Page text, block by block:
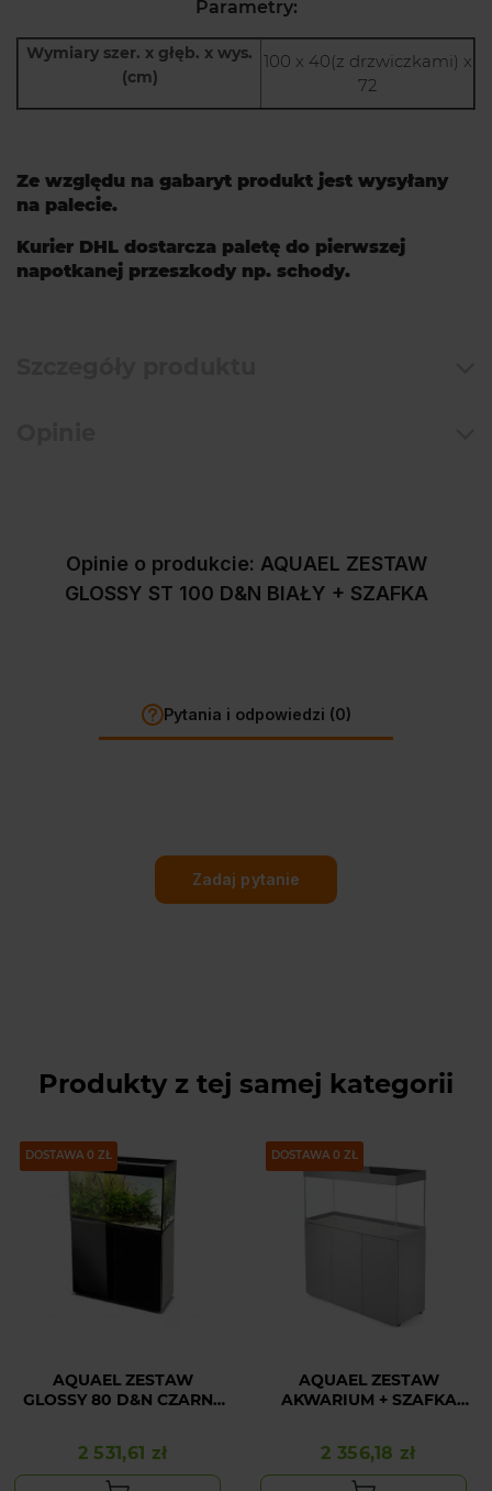
Parametry:
Wymiary szer. x głęb. x wys.
(cm)
100 x 40(z drzwiczkami) x
72
Ze względu na gabaryt produkt jest wysyłany
na palecie.
Kurier DHL dostarcza paletę do pierwszej
napotkanej przeszkody np. schody.
Opinie o produkcie: AQUAEL ZESTAW
GLOSSY ST 100 D&N BIAŁY + SZAFKA
Pytania i odpowiedzi (0)
Zadaj pytanie
Produkty z tej samej kategorii
PAKIET
DOSTAWA 0 ZŁ
AQUAEL ZESTAW
GLOSSY 80 D&N CZARNY
Cena
2 531,61 zł
PAKIET
DOSTAWA 0 ZŁ
AQUAEL ZESTAW
AKWARIUM + SZAFKA
Cena
2 356,18 zł